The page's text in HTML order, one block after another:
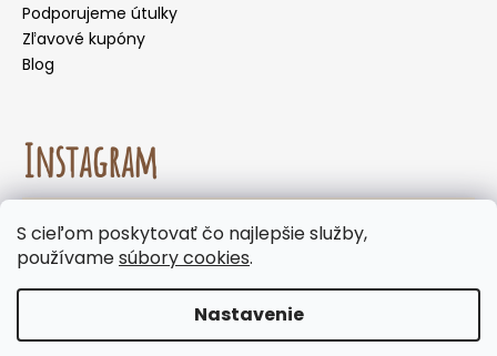
S cieľom poskytovať čo najlepšie služby,
používamesúbory cookies.
Nastavenie
mesiacov neodporúčame voliť doručenie do
samoobslužných boxov, kde môžu byť zásielky
vystavené vysokým teplotám. Keďže naše
produkty neobsahujú chemické konzervanty,
Podporujeme útulky
Zľavové kupóny
Blog
Instagram
Sledovať na Instagrame